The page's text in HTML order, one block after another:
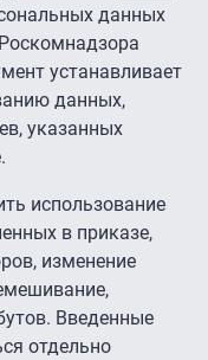
данных
устанавливает
данных,
указанных
использование
в приказе,
изменение
Введенные
отдельно